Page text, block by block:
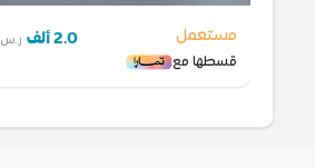
مستعمل 2.0 ألف ر.س
قسطها مع